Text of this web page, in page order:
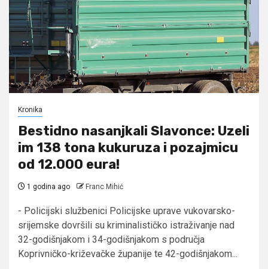
Kronika
Bestidno nasanjkali Slavonce: Uzeli
im 138 tona kukuruza i pozajmicu
od 12.000 eura!
1 godina ago Franc Mihić
- Policijski službenici Policijske uprave vukovarsko-
srijemske dovršili su kriminalističko istraživanje nad
32-godišnjakom i 34-godišnjakom s područja
Koprivničko-križevačke županije te 42-godišnjakom...